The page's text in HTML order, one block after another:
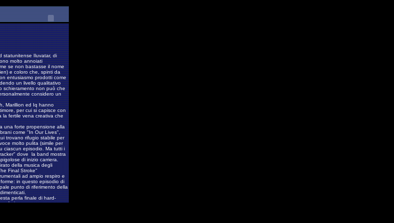
statunitense Iluvatar, di
molto annoiati
se non bastasse il nome
e coloro che, spinti da
entusiasmo prodotti come
un livello qualitativo
schieramento non può che
considero un
Marillion ed Iq hanno
per cui si capisce con
la fertile vena creativa che
una forte propensione alla
come "In Our Lives",
trovano rifugio stabile per
molto pulita (simile per
ciascun episodio. Ma tutti i
dove la band mostra
di inizio carriera.
della musica degli
Final Stroke"
ad ampio respiro e
in questo episodio di
punto di riferimento della
perla finale di hard-
certamente